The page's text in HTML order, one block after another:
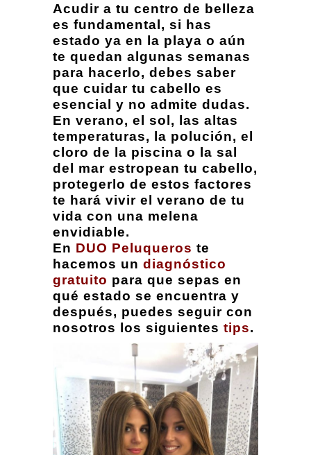
Acudir a tu centro de belleza
es fundamental, si has
estado ya en la playa o aún
te quedan algunas semanas
para hacerlo, debes saber
que cuidar tu cabello es
esencial y no admite dudas.
En verano, el sol, las altas
temperaturas, la polución, el
cloro de la piscina o la sal
del mar estropean tu cabello,
protegerlo de estos factores
te hará vivir el verano de tu
vida con una melena
envidiable.
En DUO Peluqueros te
hacemos un diagnóstico
gratuito para que sepas en
qué estado se encuentra y
después, puedes seguir con
nosotros los siguientes tips.